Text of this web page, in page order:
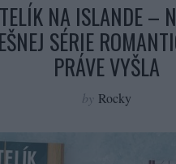
NA ISLANDE –
SÉRIE
PRÁVE VYŠLA
by Rocky